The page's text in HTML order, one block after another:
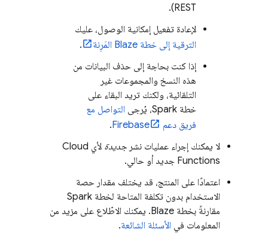
REST).
لإعادة تفعيل إمكانية الوصول، عليك
الترقية إلى خطة Blaze المَرِنة
.
إذا كنت بحاجة إلى حذف البيانات من
هذه النسخ والمجموعات غير
التلقائية، ولكنك تريد البقاء على
خطة Spark، يُرجى
التواصل مع
فريق دعم Firebase
.
لا يمكنك إجراء عمليات نشر جديدة لأي Cloud
Functions جديد أو حالي.
اعتمادًا على المنتج، قد يختلف مقدار حصة
الاستخدام بدون تكلفة المتاحة لخطة Spark
مقارنةً بخطة Blaze. يمكنك الاطّلاع على مزيد من
المعلومات في الأسئلة الشائعة.